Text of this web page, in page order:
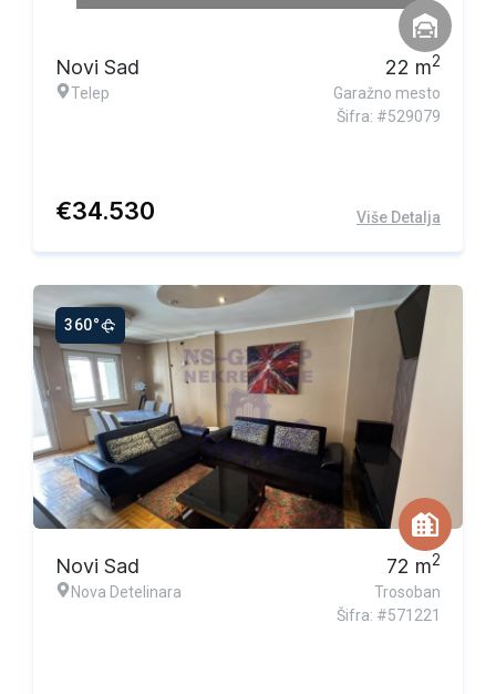
Novi Sad
Telep
22 m2
Garažno mesto
Šifra: #529079
€34.530 Više Detalja
360°
Novi Sad
Nova Detelinara
72 m2
Trosoban
Šifra: #571221